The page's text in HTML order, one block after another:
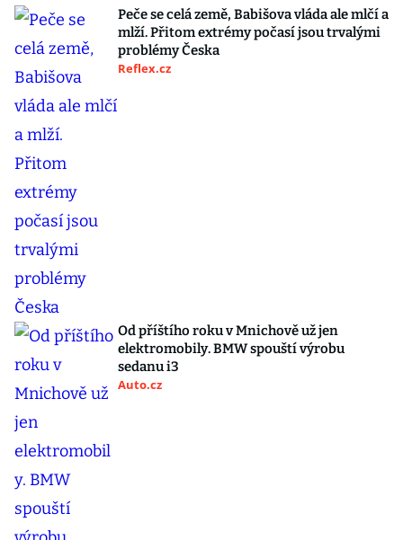
Peče se celá země, Babišova vláda ale mlčí a
mlží. Přitom extrémy počasí jsou trvalými
problémy Česka
Reflex.cz
Od příštího roku v Mnichově už jen
elektromobily. BMW spouští výrobu
sedanu i3
Auto.cz